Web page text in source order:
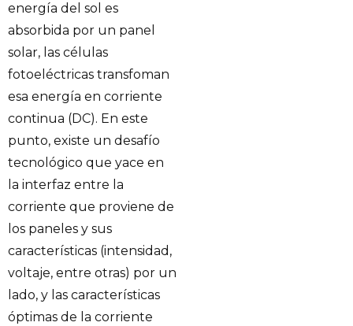
energía del sol es
absorbida por un panel
solar, las células
fotoeléctricas transfoman
esa energía en corriente
continua (DC). En este
punto, existe un desafío
tecnológico que yace en
la interfaz entre la
corriente que proviene de
los paneles y sus
características (intensidad,
voltaje, entre otras) por un
lado, y las características
óptimas de la corriente